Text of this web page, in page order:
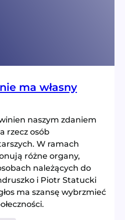
ma własny
naszym zdaniem
rzecz osób
W ramach
różne organy,
należących do
i Piotr Statucki
ma szansę wybrzmieć